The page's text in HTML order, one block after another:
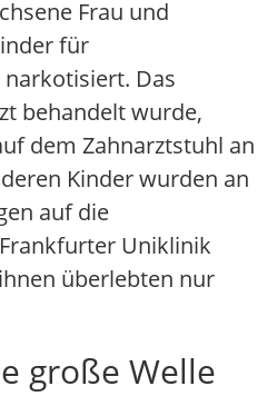
Frau und
für
Das
behandelt wurde,
dem Zahnarztstuhl an
Kinder wurden an
auf die
Uniklinik
überlebten nur
große Welle